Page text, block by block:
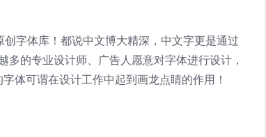
字体库！都说中文博大精深，中文字更是通过
多的专业设计师、广告人愿意对字体进行设计，
体可谓在设计工作中起到画龙点睛的作用！